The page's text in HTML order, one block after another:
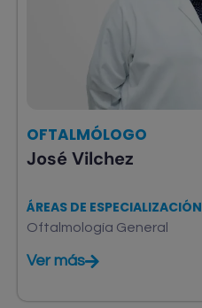
OFTALMÓLOGO
José Vilchez
ÁREAS DE ESPECIALIZACIÓN
Oftalmología General
Ver más